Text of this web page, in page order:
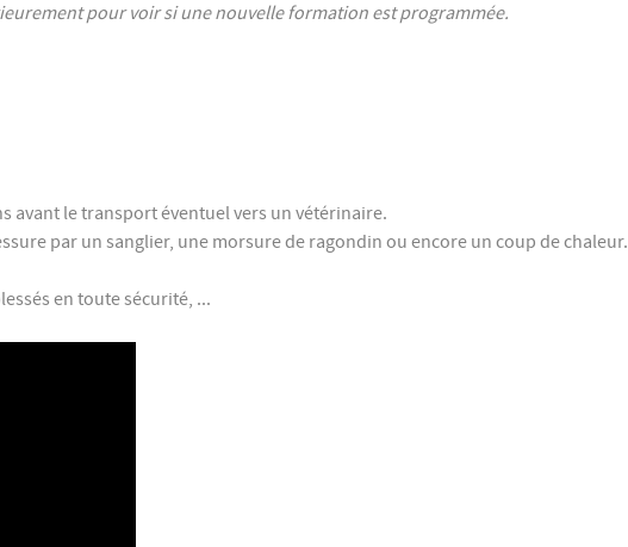
pour voir si une nouvelle formation est programmée.
avant le transport éventuel vers un vétérinaire.
par un sanglier, une morsure de ragondin ou encore un coup de chaleur.
en toute sécurité, ...